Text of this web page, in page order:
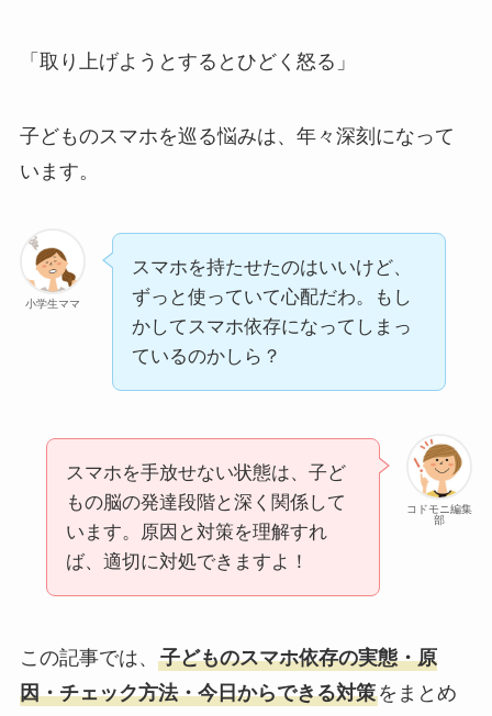
「取り上げようとするとひどく怒る」
子どものスマホを巡る悩みは、年々深刻になって
います。
小学生ママ
スマホを持たせたのはいいけど、
ずっと使っていて心配だわ。もし
かしてスマホ依存になってしまっ
ているのかしら？
コドモニ編集
部
スマホを手放せない状態は、子ど
もの脳の発達段階と深く関係して
います。原因と対策を理解すれ
ば、適切に対処できますよ！
この記事では、 子どものスマホ依存の実態・原
因・チェック方法・今日からできる対策をまとめ